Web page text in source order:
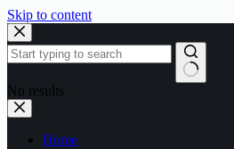
Skip to content
No results
Home